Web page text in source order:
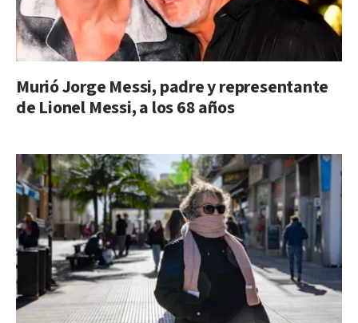
Murió Jorge Messi, padre y representante
de Lionel Messi, a los 68 años